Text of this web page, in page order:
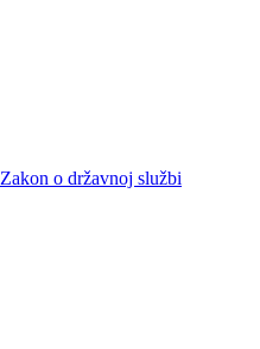
Zakon o državnoj službi